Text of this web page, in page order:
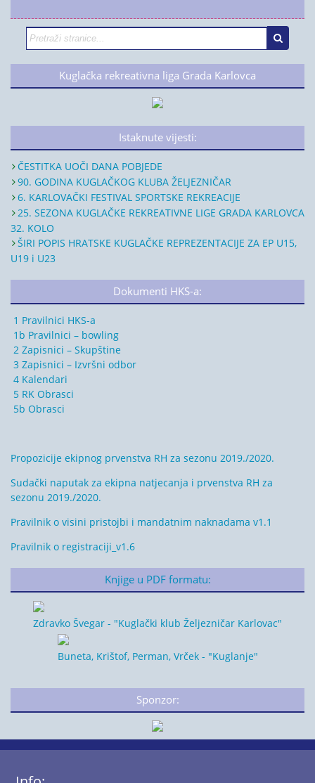
Kuglačka rekreativna liga Grada Karlovca
Istaknute vijesti:
ČESTITKA UOČI DANA POBJEDE
90. GODINA KUGLAČKOG KLUBA ŽELJEZNIČAR
6. KARLOVAČKI FESTIVAL SPORTSKE REKREACIJE
25. SEZONA KUGLAČKE REKREATIVNE LIGE GRADA KARLOVCA
32. KOLO
ŠIRI POPIS HRATSKE KUGLAČKE REPREZENTACIJE ZA EP U15,
U19 i U23
Dokumenti HKS-a:
1 Pravilnici HKS-a
1b Pravilnici – bowling
2 Zapisnici – Skupštine
3 Zapisnici – Izvršni odbor
4 Kalendari
5 RK Obrasci
5b Obrasci
Propozicije ekipnog prvenstva RH za sezonu 2019./2020.
Sudački naputak za ekipna natjecanja i prvenstva RH za
sezonu 2019./2020.
Pravilnik o visini pristojbi i mandatnim naknadama v1.1
Pravilnik o registraciji_v1.6
Knjige u PDF formatu:
Zdravko Švegar - "Kuglački klub Željezničar Karlovac"
Buneta, Krištof, Perman, Vrček - "Kuglanje"
Sponzor: